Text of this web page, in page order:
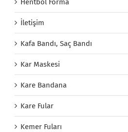
Hentbol Forma
İletişim
Kafa Bandı, Saç Bandı
Kar Maskesi
Kare Bandana
Kare Fular
Kemer Fuları